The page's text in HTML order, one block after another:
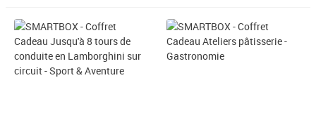
Prix 158,25€ HT Prix 66,58€ HT